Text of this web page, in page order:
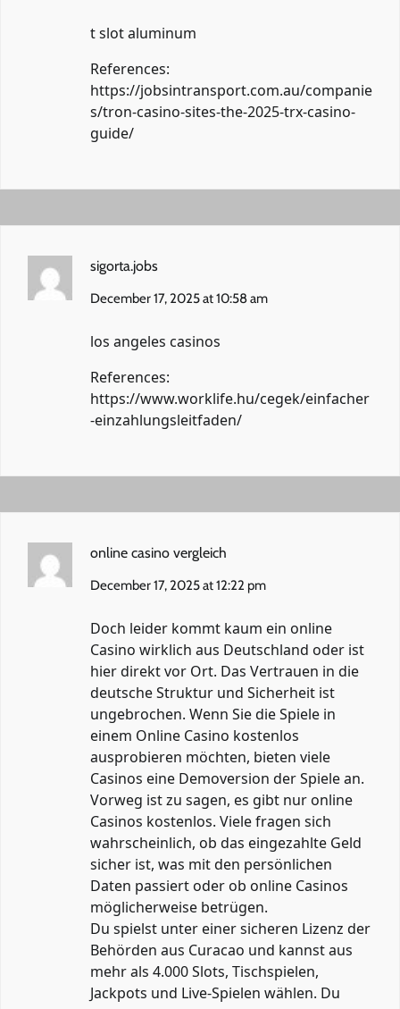
t slot aluminum
References:
https://jobsintransport.com.au/companie
s/tron-casino-sites-the-2025-trx-casino-
guide/
sigorta.jobs
December 17, 2025 at 10:58 am
los angeles casinos
References:
https://www.worklife.hu/cegek/einfacher
-einzahlungsleitfaden/
online casino vergleich
December 17, 2025 at 12:22 pm
Doch leider kommt kaum ein online
Casino wirklich aus Deutschland oder ist
hier direkt vor Ort. Das Vertrauen in die
deutsche Struktur und Sicherheit ist
ungebrochen. Wenn Sie die Spiele in
einem Online Casino kostenlos
ausprobieren möchten, bieten viele
Casinos eine Demoversion der Spiele an.
Vorweg ist zu sagen, es gibt nur online
Casinos kostenlos. Viele fragen sich
wahrscheinlich, ob das eingezahlte Geld
sicher ist, was mit den persönlichen
Daten passiert oder ob online Casinos
möglicherweise betrügen.
Du spielst unter einer sicheren Lizenz der
Behörden aus Curacao und kannst aus
mehr als 4.000 Slots, Tischspielen,
Jackpots und Live-Spielen wählen. Du